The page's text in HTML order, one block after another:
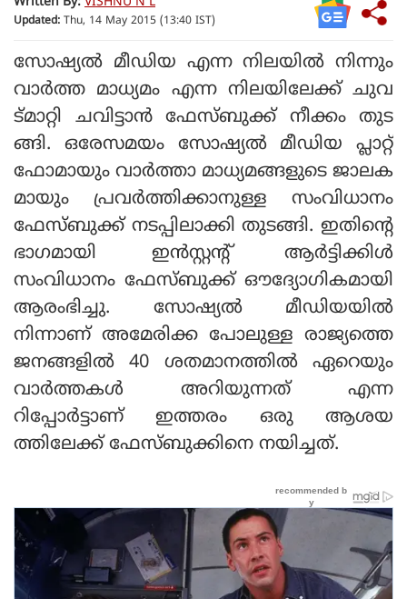
Updated: Thu, 14 May 2015 (13:40 IST)
സോഷ്യല്‍ മീഡിയ എന്ന നിലയില്‍ നിന്നും
വാര്‍ത്ത മാധ്യമം എന്ന നിലയിലേക്ക് ചുവ
ട്മാറ്റി ചവിട്ടാന്‍ ഫേസ്ബുക്ക് നീക്കം തുട
ങ്ങി. ഒരേസമയം സോഷ്യല്‍ മീഡിയ പ്ലാറ്റ്
ഫോമായും വാര്‍ത്താ മാധ്യമങ്ങളുടെ ജാലക
മായും പ്രവര്‍ത്തിക്കാനുള്ള സംവിധാനം
ഫേസ്ബുക്ക് നടപ്പിലാക്കി തുടങ്ങി. ഇതിന്റെ
ഭാഗമായി ഇന്‍സ്റ്റന്റ് ആര്‍ട്ടിക്കിള്‍
സംവിധാനം ഫേസ്ബുക്ക് ഔദ്യോഗികമായി
ആരംഭിച്ചു. സോഷ്യല്‍ മീഡിയയില്‍
നിന്നാണ് അമേരിക്ക പോലുള്ള രാജ്യത്തെ
ജനങ്ങളില്‍ 40 ശതമാനത്തില്‍ ഏറെയും
വാര്‍ത്തകള്‍ അറിയുന്നത് എന്ന
റിപ്പോര്‍ട്ടാണ് ഇത്തരം ഒരു ആശയ
ത്തിലേക്ക് ഫേസ്ബുക്കിനെ നയിച്ചത്.